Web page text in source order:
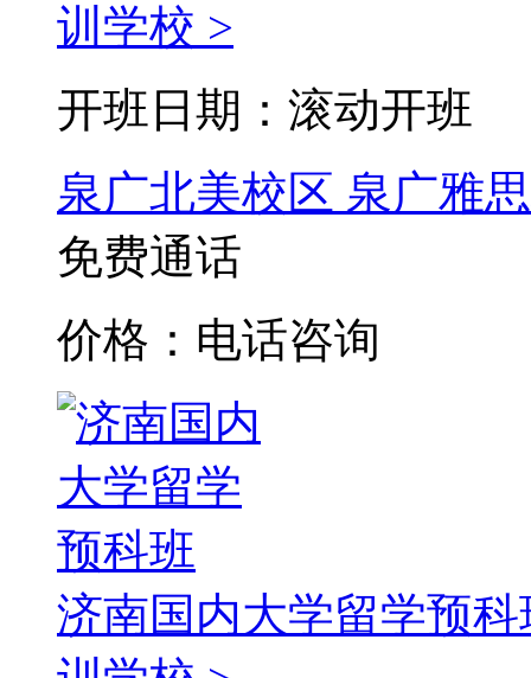
训学校 >
开班日期：滚动开班
泉广北美校区 泉广雅
免费通话
价格：电话咨询
济南国内大学留学预科